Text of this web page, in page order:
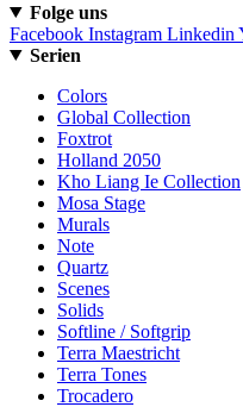
Folge uns
Facebook Instagram Linkedin
Serien
Colors
Global Collection
Foxtrot
Holland 2050
Kho Liang Ie Collection
Mosa Stage
Murals
Note
Quartz
Scenes
Solids
Softline / Softgrip
Terra Maestricht
Terra Tones
Trocadero